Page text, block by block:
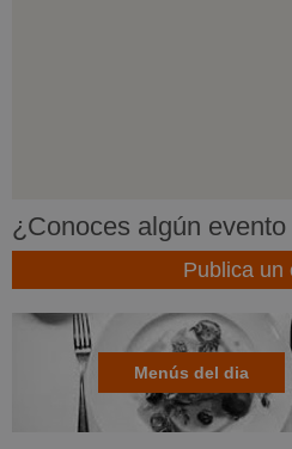
¿Conoces algún
Publica un
Menús del dia